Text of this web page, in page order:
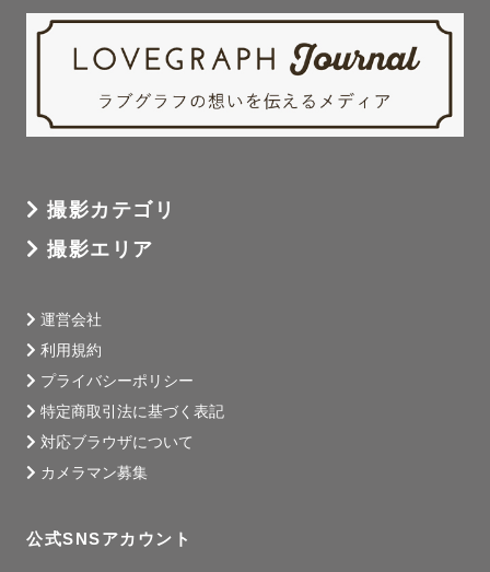
撮影カテゴリ
撮影エリア
運営会社
利用規約
プライバシーポリシー
特定商取引法に基づく表記
対応ブラウザについて
カメラマン募集
公式SNSアカウント